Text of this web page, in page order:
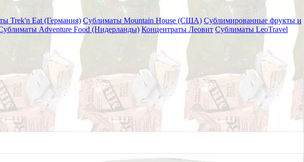
Trek'n Eat (Германия) Сублиматы Mountain House (США) Сублимированные фрукты и
Adventure Food (Нидерланды) Концентраты Леовит Сублиматы LeoTravel
Combat Gauze Z-fold 7,5*370 см